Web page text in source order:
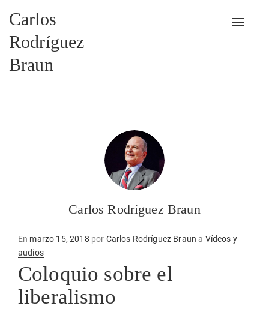
Carlos
Rodríguez
Braun
Carlos Rodríguez Braun
En Publicado
en
marzo 15, 2018 por Carlos Rodríguez Braun a Vídeos y
audios
Coloquio sobre el
liberalismo